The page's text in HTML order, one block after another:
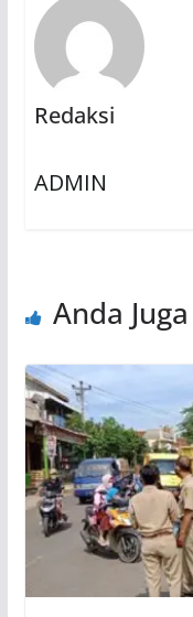
Redaksi
ADMIN
Anda